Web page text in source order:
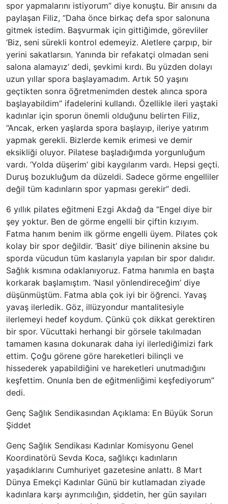
spor yapmalarını istiyorum” diye konuştu. Bir anısını da
paylaşan Filiz, “Daha önce birkaç defa spor salonuna
gitmek istedim. Başvurmak için gittiğimde, görevliler
‘Biz, seni sürekli kontrol edemeyiz. Aletlere çarpıp, bir
yerini sakatlarsın. Yanında bir refakatçi olmadan seni
salona alamayız’ dedi, şevkimi kırdı. Bu yüzden dolayı
uzun yıllar spora başlayamadım. Artık 50 yaşını
geçtikten sonra öğretmenimden destek alınca spora
başlayabildim” ifadelerini kullandı. Özellikle ileri yaştaki
kadınlar için sporun önemli olduğunu belirten Filiz,
“Ancak, erken yaşlarda spora başlayıp, ileriye yatırım
yapmak gerekli. Bizlerde kemik erimesi ve demir
eksikliği oluyor. Pilatese başladığımda yorgunluğum
vardı. ‘Yolda düşerim’ gibi kaygılarım vardı. Hepsi geçti.
Duruş bozukluğum da düzeldi. Sadece görme engelliler
değil tüm kadınların spor yapması gerekir” dedi.
6 yıllık pilates eğitmeni Ezgi Akdağ da “Engel diye bir
şey yoktur. Ben de görme engelli bir çiftin kızıyım.
Fatma hanım benim ilk görme engelli üyem. Pilates çok
kolay bir spor değildir. ‘Basit’ diye bilinenin aksine bu
sporda vücudun tüm kaslarıyla yapılan bir spor dalıdır.
Sağlık kısmına odaklanıyoruz. Fatma hanımla en başta
korkarak başlamıştım. ‘Nasıl yönlendireceğim’ diye
düşünmüştüm. Fatma abla çok iyi bir öğrenci. Yavaş
yavaş ilerledik. Göz, illüzyondur mantalitesiyle
ilerlemeyi hedef koydum. Çünkü çok dikkat gerektiren
bir spor. Vücuttaki herhangi bir görsele takılmadan
tamamen kasına dokunarak daha iyi ilerlediğimizi fark
ettim. Çoğu görene göre hareketleri bilinçli ve
hissederek yapabildiğini ve hareketleri unutmadığını
keşfettim. Onunla ben de eğitmenliğimi keşfediyorum”
dedi.
Genç Sağlık Sendikasından Açıklama: En Büyük Sorun
Şiddet
Genç Sağlık Sendikası Kadınlar Komisyonu Genel
Koordinatörü Sevda Koca, sağlıkçı kadınların
yaşadıklarını Cumhuriyet gazetesine anlattı. 8 Mart
Dünya Emekçi Kadınlar Günü bir kutlamadan ziyade
kadınlara karşı ayrımcılığın, şiddetin, her gün sayıları